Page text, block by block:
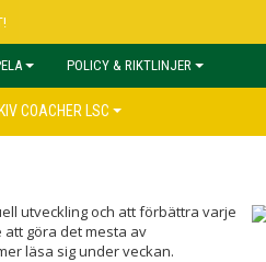
POLICY & RIKTLINJER
COACHER LSC
utveckling och att förbättra varje
göra det mesta av
läsa sig under veckan.